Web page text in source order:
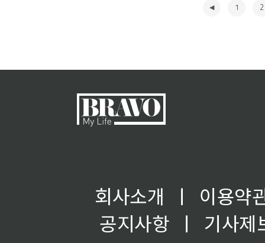
1 2
회사소개 ㅣ
이용약
공지사항
ㅣ
기사제